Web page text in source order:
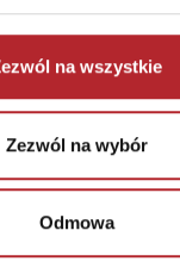
na wszystkie
Zezwól na wybór
Odmowa